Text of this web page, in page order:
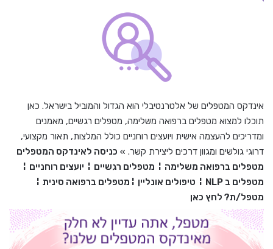
אינדקס המטפלים של אלטרנטיבלי הוא הגדול והמוביל בישראל. כאן
תוכלו למצוא מטפלים ברפואה משלימה, מטפלים רגשיים, מאמנים
ומדריכים להעצמה אישית ויועצים רוחניים כולל המלצות, תאור מקצועי,
דרוגי גולשים ומגוון דרכים ליצירת קשר. » כניסה לאינדקס המטפלים
מטפלים ברפואה משלימה ¦ מטפלים רגשיים ¦ יועצים רוחניים ¦
מטפלים ב NLP
¦ טיפולים אונליין ¦ מטפלים ברפואה סינית ¦
מטפל/ת? לחץ כאן